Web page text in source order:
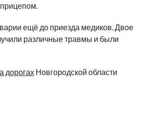
ещё до приезда медиков. Двое
различные травмы и были
дорогахНовгородской области